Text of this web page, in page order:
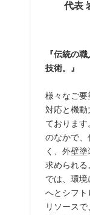
代表
『伝統の
技術。』
様々なご要
対応と機動
ております
のなかで、
く、外壁
求められる
では、環境
へとシフト
リソース